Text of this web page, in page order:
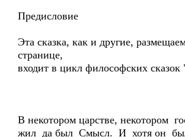
Предисловие
Эта сказка, как и другие,
странице,
входит в цикл философских
В некотором царстве, некотором
жил да был Смысл. И хотя он